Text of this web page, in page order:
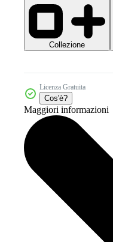
Collezione
Licenza Gratuita
Cos'è?
Maggiori informazioni